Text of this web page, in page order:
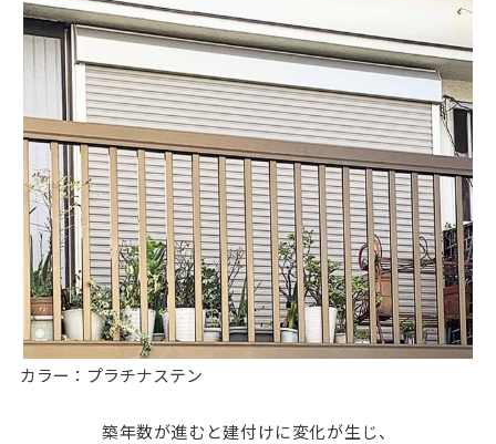
カラー：プラチナステン
築年数が進むと建付けに変化が生じ、